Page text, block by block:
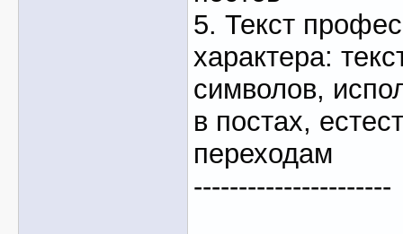
5. Текст
характера:
символов,
в постах,
переходам
----------------------